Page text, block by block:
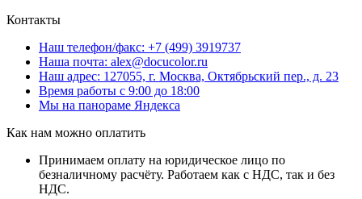
Контакты
Наш телефон/факс: +7 (499) 3919737
Наша почта: alex@docucolor.ru
Наш адрес: 127055, г. Москва, Октябрьский пер., д. 23
Время работы с 9:00 до 18:00
Мы на панораме Яндекса
Как нам можно оплатить
Принимаем оплату на юридическое лицо по
безналичному расчёту. Работаем как с НДС, так и без
НДС.